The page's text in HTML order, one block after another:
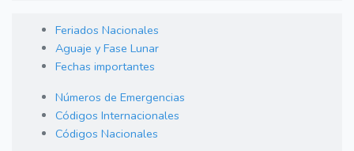
Feriados Nacionales
Aguaje y Fase Lunar
Fechas importantes
Números de Emergencias
Códigos Internacionales
Códigos Nacionales